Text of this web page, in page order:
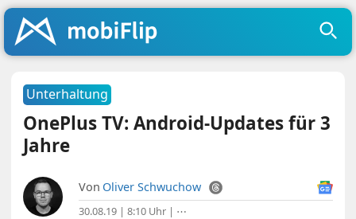
Unterhaltung
OnePlus TV: Android-Updates für 3
Jahre
Von Oliver Schwuchow
30.08.19 | 8:10 Uhr | ⋯